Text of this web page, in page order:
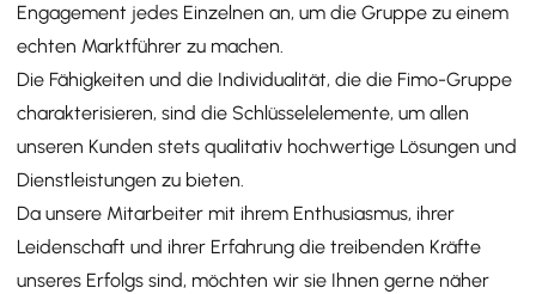
Engagement jedes Einzelnen an, um die Gruppe zu einem
echten Marktführer zu machen.
Die Fähigkeiten und die Individualität, die die Fimo-Gruppe
charakterisieren, sind die Schlüsselelemente, um allen
unseren Kunden stets qualitativ hochwertige Lösungen und
Dienstleistungen zu bieten.
Da unsere Mitarbeiter mit ihrem Enthusiasmus, ihrer
Leidenschaft und ihrer Erfahrung die treibenden Kräfte
unseres Erfolgs sind, möchten wir sie Ihnen gerne näher